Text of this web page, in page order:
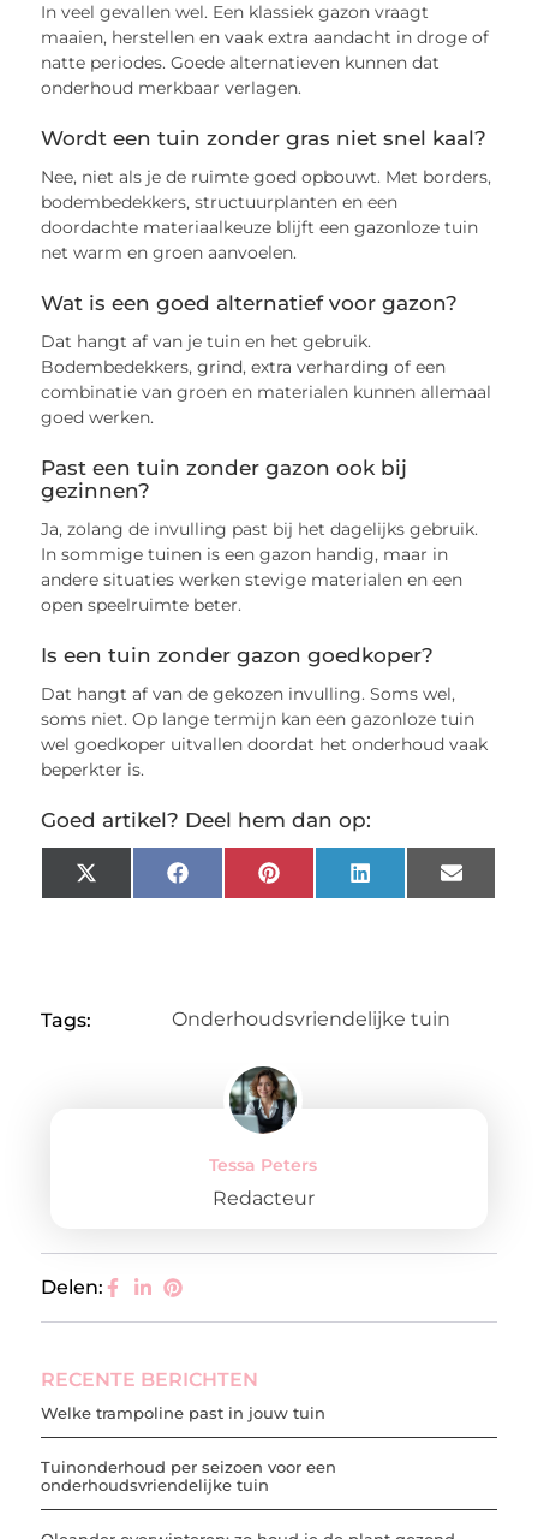
In veel gevallen wel. Een klassiek gazon vraagt
maaien, herstellen en vaak extra aandacht in droge of
natte periodes. Goede alternatieven kunnen dat
onderhoud merkbaar verlagen.
Wordt een tuin zonder gras niet snel kaal?
Nee, niet als je de ruimte goed opbouwt. Met borders,
bodembedekkers, structuurplanten en een
doordachte materiaalkeuze blijft een gazonloze tuin
net warm en groen aanvoelen.
Wat is een goed alternatief voor gazon?
Dat hangt af van je tuin en het gebruik.
Bodembedekkers, grind, extra verharding of een
combinatie van groen en materialen kunnen allemaal
goed werken.
Past een tuin zonder gazon ook bij
gezinnen?
Ja, zolang de invulling past bij het dagelijks gebruik.
In sommige tuinen is een gazon handig, maar in
andere situaties werken stevige materialen en een
open speelruimte beter.
Is een tuin zonder gazon goedkoper?
Dat hangt af van de gekozen invulling. Soms wel,
soms niet. Op lange termijn kan een gazonloze tuin
wel goedkoper uitvallen doordat het onderhoud vaak
beperkter is.
Goed artikel? Deel hem dan op:
X
(Twitter)
Facebook Pinterest LinkedIn Email
Tags: Onderhoudsvriendelijke tuin
Tessa Peters
Redacteur
Delen:
RECENTE BERICHTEN
Welke trampoline past in jouw tuin
Tuinonderhoud per seizoen voor een
onderhoudsvriendelijke tuin